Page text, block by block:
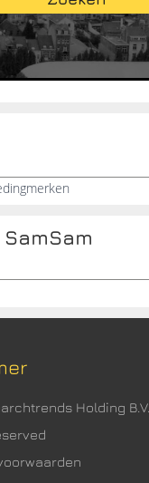
Holding B.V.